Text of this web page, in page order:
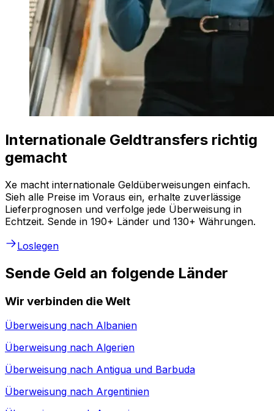
Internationale Geldtransfers richtig
gemacht
Xe macht internationale Geldüberweisungen einfach.
Sieh alle Preise im Voraus ein, erhalte zuverlässige
Lieferprognosen und verfolge jede Überweisung in
Echtzeit. Sende in 190+ Länder und 130+ Währungen.
Loslegen
Sende Geld an folgende Länder
Wir verbinden die Welt
Überweisung nach Albanien
Überweisung nach Algerien
Überweisung nach Antigua und Barbuda
Überweisung nach Argentinien